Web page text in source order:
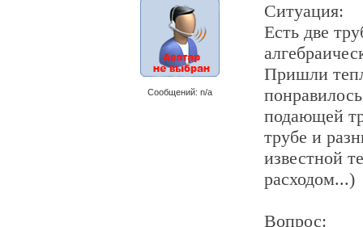
Сообщений: n/a
Ситуация:
Есть две
Пришли
подающей
трубе и
известной
расходом...)
Вопрос: